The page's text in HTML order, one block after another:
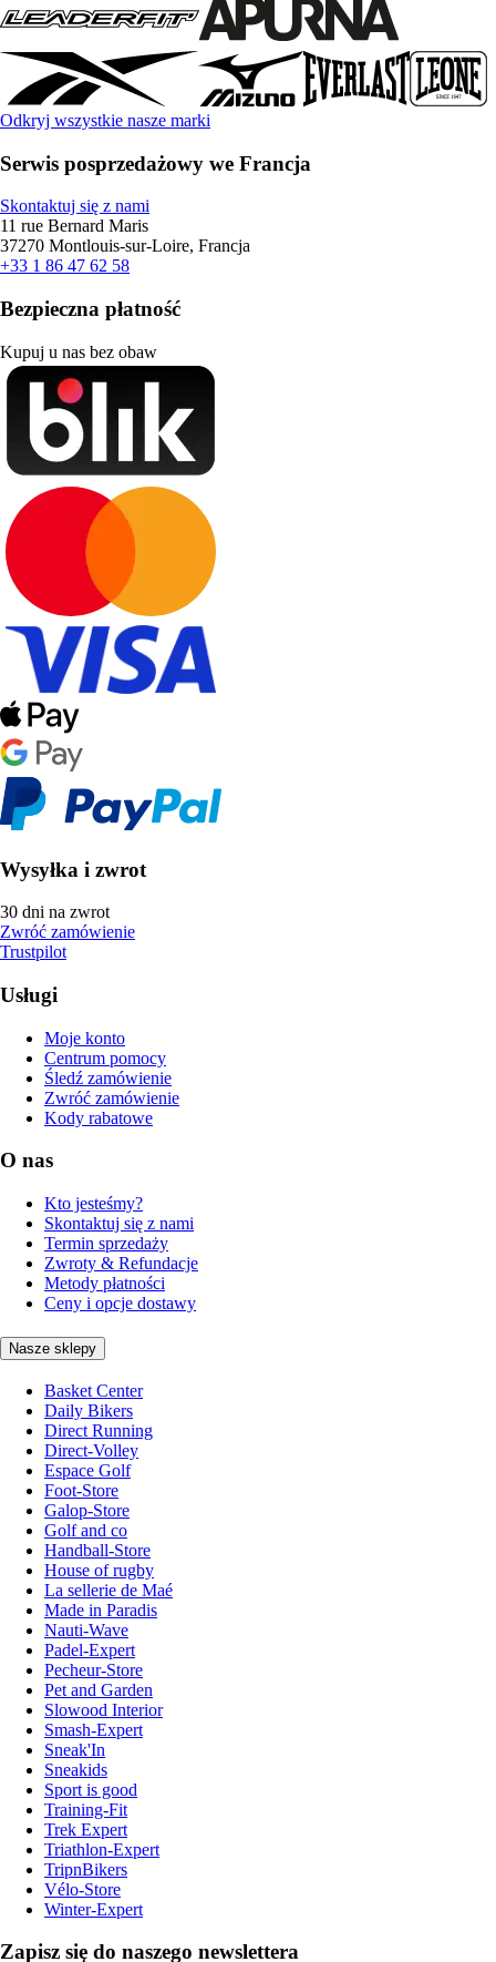
Odkryj wszystkie nasze marki
Serwis posprzedażowy we Francja
Skontaktuj się z nami
11 rue Bernard Maris
37270 Montlouis-sur-Loire, Francja
+33 1 86 47 62 58
Bezpieczna płatność
Kupuj u nas bez obaw
Wysyłka i zwrot
30 dni na zwrot
Zwróć zamówienie
Trustpilot
Usługi
Moje konto
Centrum pomocy
Śledź zamówienie
Zwróć zamówienie
Kody rabatowe
O nas
Kto jesteśmy?
Skontaktuj się z nami
Termin sprzedaży
Zwroty & Refundacje
Metody płatności
Ceny i opcje dostawy
Nasze sklepy
Basket Center
Daily Bikers
Direct Running
Direct-Volley
Espace Golf
Foot-Store
Galop-Store
Golf and co
Handball-Store
House of rugby
La sellerie de Maé
Made in Paradis
Nauti-Wave
Padel-Expert
Pecheur-Store
Pet and Garden
Slowood Interior
Smash-Expert
Sneak'In
Sneakids
Sport is good
Training-Fit
Trek Expert
Triathlon-Expert
TripnBikers
Vélo-Store
Winter-Expert
Zapisz się do naszego newslettera